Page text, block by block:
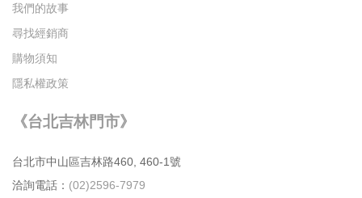
我們的故事
尋找經銷商
購物須知
隱私權政策
《台北吉林門市》
台北市中⼭區吉林路460, 460-1號
洽詢電話： (02)2596-7979